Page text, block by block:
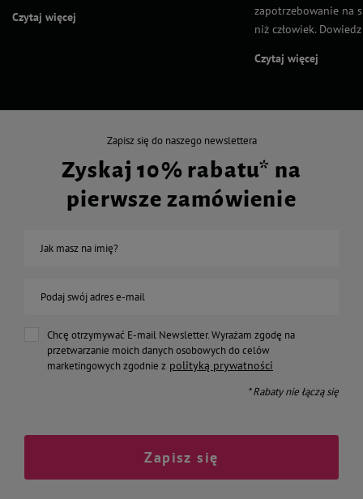
Czytaj więcej
zapotrzebowanie na
niż człowiek.
Czytaj więcej
Zapisz się do naszego newslettera
Zyskaj 10% rabatu* na
pierwsze zamówienie
Jak masz na imię?
Podaj swój adres e-mail
Chcę otrzymywać E-mail Newsletter. Wyrażam zgodę na
przetwarzanie moich danych osobowych do celów
marketingowych zgodnie z polityką prywatności
* Rabaty nie łączą się
Zapisz się